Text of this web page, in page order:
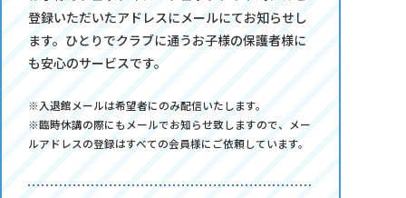
登録いただいたアドレスにメールにてお知らせし
ます。ひとりでクラブに通うお子様の保護者様に
も安心のサービスです。
※入退館メールは希望者にのみ配信いたします。
※臨時休講の際にもメールでお知らせ致しますので、メー
ルアドレスの登録はすべての会員様にご依頼しています。